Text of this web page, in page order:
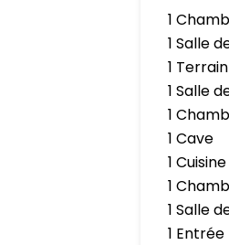
1
1 Salle
1 Terrain
1 Salle
1
1 Cave
1 Cuisine
1
1 Salle
1 Entrée